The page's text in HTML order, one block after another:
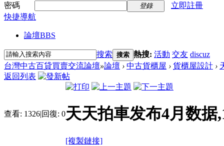
密碼
登錄
立即註冊
快捷導航
論壇BBS
搜索 搜索 熱搜: 活動 交友 discuz
台灣中古百貸買賣交流論壇»論壇 › 中古貨櫃屋 › 貨櫃屋設計 ›
返回列表
查看: 1326|回復: 0天天拍車发布4月数
[複製鏈接]